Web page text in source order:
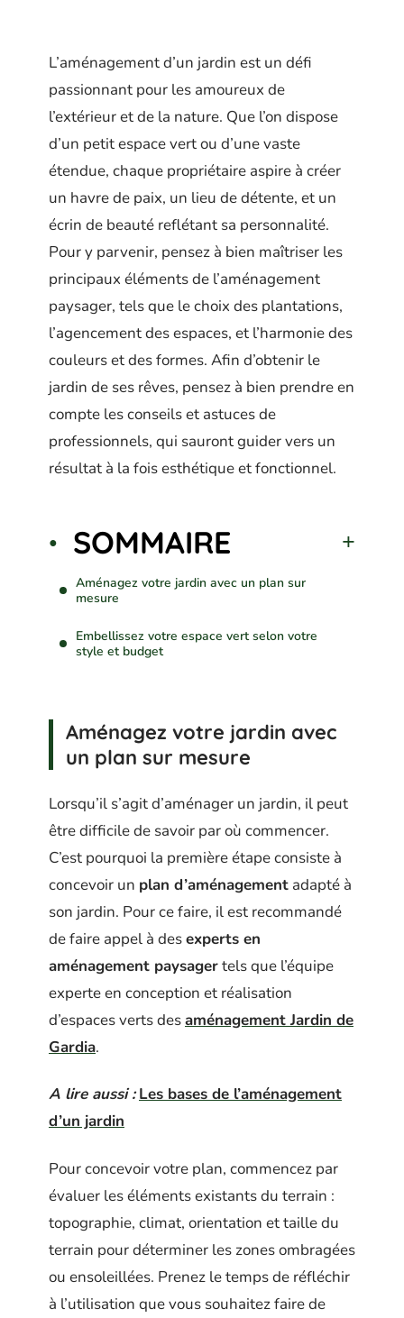
L’aménagement d’un jardin est un défi
passionnant pour les amoureux de
l’extérieur et de la nature. Que l’on dispose
d’un petit espace vert ou d’une vaste
étendue, chaque propriétaire aspire à créer
un havre de paix, un lieu de détente, et un
écrin de beauté reflétant sa personnalité.
Pour y parvenir, pensez à bien maîtriser les
principaux éléments de l’aménagement
paysager, tels que le choix des plantations,
l’agencement des espaces, et l’harmonie des
couleurs et des formes. Afin d’obtenir le
jardin de ses rêves, pensez à bien prendre en
compte les conseils et astuces de
professionnels, qui sauront guider vers un
résultat à la fois esthétique et fonctionnel.
SOMMAIRE
Aménagez votre jardin avec un plan sur
mesure
Embellissez votre espace vert selon votre
style et budget
Aménagez votre jardin avec
un plan sur mesure
Lorsqu’il s’agit d’aménager un jardin, il peut
être difficile de savoir par où commencer.
C’est pourquoi la première étape consiste à
concevoir un plan d’aménagement adapté à
son jardin. Pour ce faire, il est recommandé
de faire appel à desexperts en
aménagement paysagertels que l’équipe
experte en conception et réalisation
d’espaces verts desaménagement Jardin de
Gardia.
A lire aussi : Les bases de l’aménagement
d’un jardin
Pour concevoir votre plan, commencez par
évaluer les éléments existants du terrain :
topographie, climat, orientation et taille du
terrain pour déterminer les zones ombragées
ou ensoleillées. Prenez le temps de réfléchir
à l’utilisation que vous souhaitez faire de